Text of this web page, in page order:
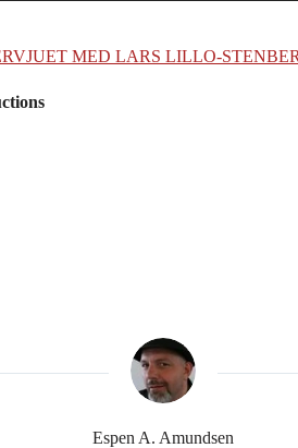
MED LARS LILLO-
Espen A. Amundsen